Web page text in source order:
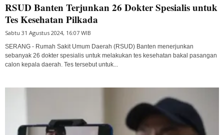
RSUD Banten Terjunkan 26 Dokter Spesialis untuk
Tes Kesehatan Pilkada
Sabtu 31 Agustus 2024, 16:07 WIB
SERANG - Rumah Sakit Umum Daerah (RSUD) Banten menerjunkan
sebanyak 26 dokter spesialis untuk melakukan tes kesehatan bakal pasangan
calon kepala daerah. Tes tersebut untuk...